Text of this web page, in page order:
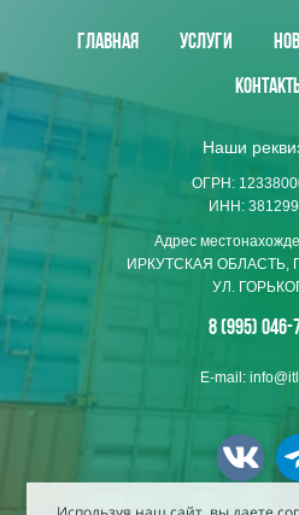
Главная Услуги
Наши
ОГРН:
ИНН:
Адрес
ИРКУТСКАЯ ОБЛАСТЬ,
УЛ.
8 (995) 046-
E-mail: